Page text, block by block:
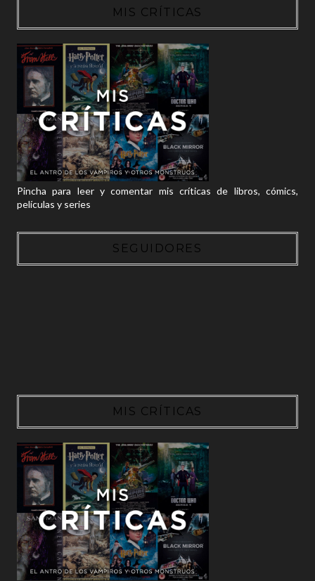
MIS CRÍTICAS
Pincha para leer y comentar mis críticas de libros, cómics,
películas y series
SEGUIDORES
MIS CRÍTICAS